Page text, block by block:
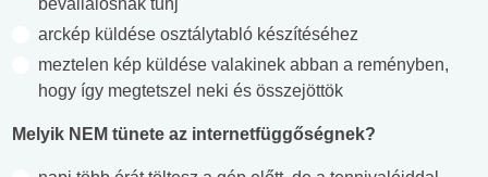
bevállalósnak tűnj
arckép küldése osztálytabló készítéséhez
meztelen kép küldése valakinek abban a reményben,
hogy így megtetszel neki és összejöttök
Melyik NEM tünete az internetfüggőségnek?